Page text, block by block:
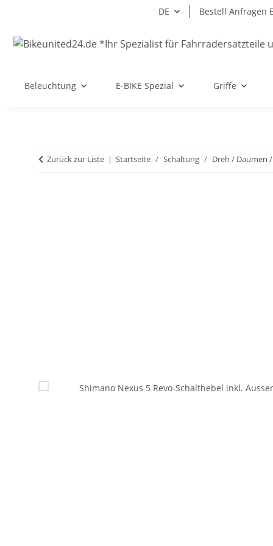
DE Bestell Anfragen
Beleuchtung E-BIKE Spezial Griffe
Zurück zur Liste Startseite Schaltung Dreh / Daumen